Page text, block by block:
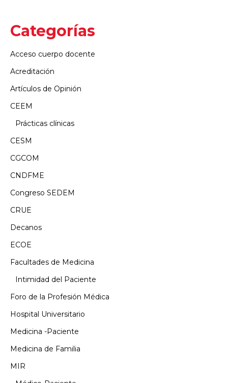
Categorías
Acceso cuerpo docente
Acreditación
Artículos de Opinión
CEEM
Prácticas clínicas
CESM
CGCOM
CNDFME
Congreso SEDEM
CRUE
Decanos
ECOE
Facultades de Medicina
Intimidad del Paciente
Foro de la Profesión Médica
Hospital Universitario
Medicina -Paciente
Medicina de Familia
MIR